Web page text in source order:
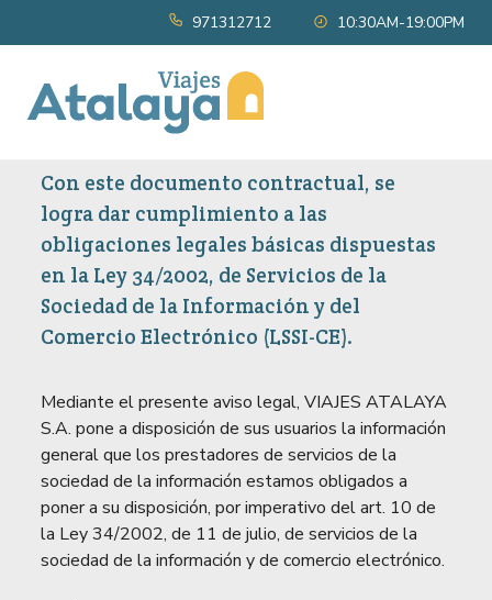
971312712 10:30AM-19:00PM
Aviso legal
Con este documento contractual, se
logra dar cumplimiento a las
obligaciones legales básicas dispuestas
en la Ley 34/2002, de Servicios de la
Sociedad de la Información y del
Comercio Electrónico (LSSI-CE).
Mediante el presente aviso legal, VIAJES ATALAYA
S.A. pone a disposición de sus usuarios la información
general que los prestadores de servicios de la
sociedad de la información estamos obligados a
poner a su disposición, por imperativo del art. 10 de
la Ley 34/2002, de 11 de julio, de servicios de la
sociedad de la información y de comercio electrónico.